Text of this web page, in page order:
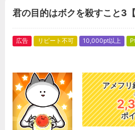
君の目的はボクを殺すこと3
広告 リピート不可 10,000pt以上
アメフリ
ポ